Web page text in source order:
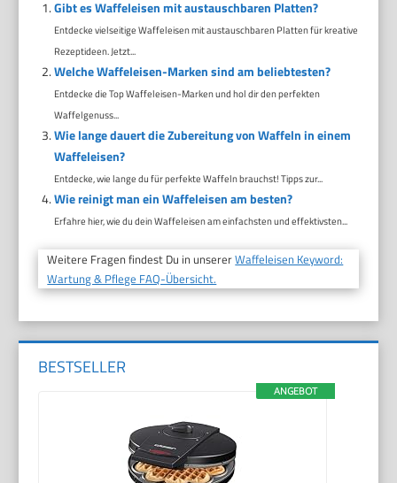
Gibt es Waffeleisen mit austauschbaren Platten?
Entdecke vielseitige Waffeleisen mit austauschbaren Platten für kreative
Rezeptideen. Jetzt...
Welche Waffeleisen-Marken sind am beliebtesten?
Entdecke die Top Waffeleisen-Marken und hol dir den perfekten
Waffelgenuss...
Wie lange dauert die Zubereitung von Waffeln in einem
Waffeleisen?
Entdecke, wie lange du für perfekte Waffeln brauchst! Tipps zur...
Wie reinigt man ein Waffeleisen am besten?
Erfahre hier, wie du dein Waffeleisen am einfachsten und effektivsten...
Weitere Fragen findest Du in unsererWaffeleisen Keyword:
Wartung & Pflege FAQ-Übersicht.
BESTSELLER
ANGEBOT